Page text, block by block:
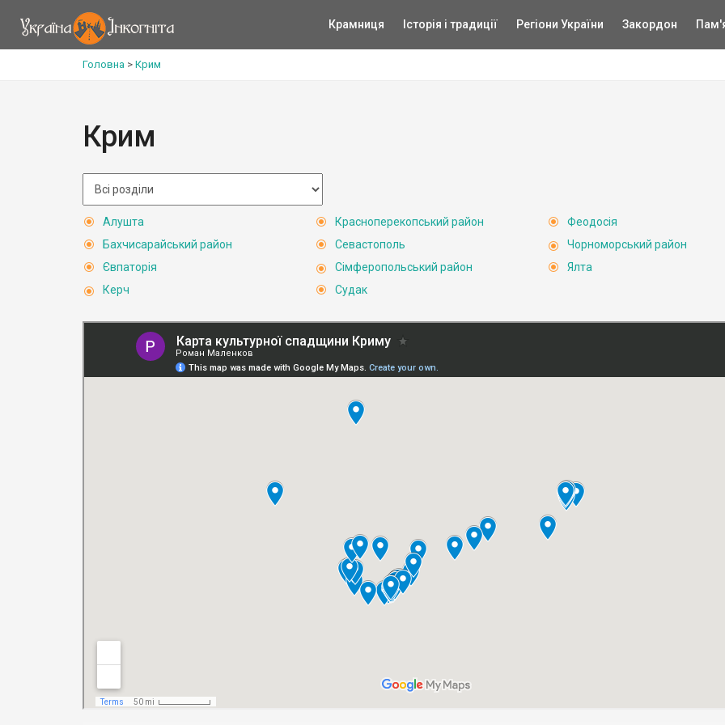
Крамниця Історія і традиції Регіони України Закордон
Головна > Крим
Крим
Алушта
Бахчисарайський район
Євпаторія
Керч
Красноперекопський район
Севастополь
Сімферопольський район
Судак
Феодосія
Чорноморський район
Ялта